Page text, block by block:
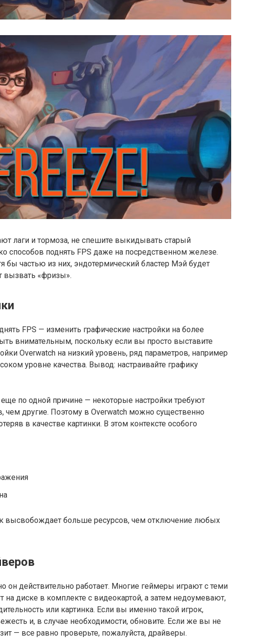
лаги и тормоза, не спешите выкидывать старый
способов поднять FPS даже на посредственном железе.
бы частью из них, эндотермический бластер Мэй будет
вызвать «фризы».
FPS — изменить графические настройки на более
внимательным, поскольку если вы просто выставите
Overwatch на низкий уровень, ряд параметров, например
уровне качества. Вывод: настраивайте графику
по одной причине — некоторые настройки требуют
чем другие. Поэтому в Overwatch можно существенно
в качестве картинки. В этом контексте особого
высвобождает больше ресурсов, чем отключение любых
он действительно работает. Многие геймеры играют с теми
на диске в комплекте с видеокартой, а затем недоумевают,
или картинка. Если вы именно такой игрок,
и, в случае необходимости, обновите. Если же вы не
— все равно проверьте, пожалуйста, драйверы.